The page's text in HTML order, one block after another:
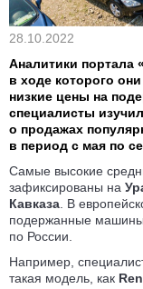
28.10.2022
Аналитики портала
в ходе которого
низкие цены на
специалисты
о продажах
в период с мая по
Самые высокие
зафиксированы на
Кавказа. В
подержанные
по России.
Например,
такая модель, как